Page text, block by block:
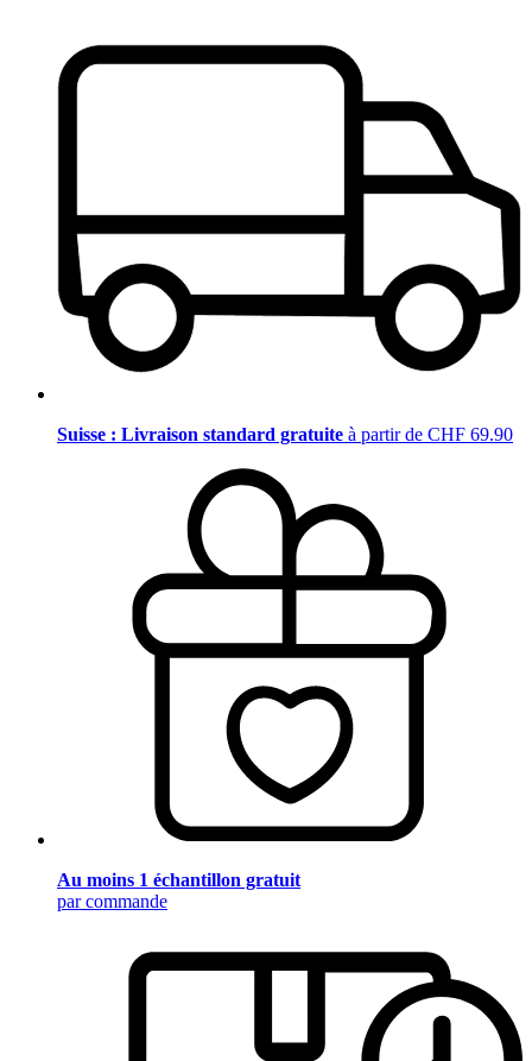
Suisse : Livraison standard gratuite à partir de CHF 69.90
Au moins 1 échantillon gratuit
par commande